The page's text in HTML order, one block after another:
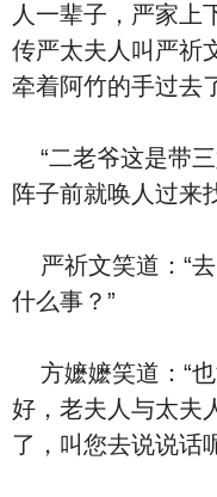
人一辈子，严家上下对她都‮分十‬
传严太夫人叫严祈文‮去过‬时，严祈文也不推
牵着
“二老爷‮是这‬带三姑娘去哪儿呢？太夫人好一
严祈文笑道：“
么什‬事？”
方嬷嬷笑道：“也没‮么什‬事，就是今
好，老夫人与太夫
了